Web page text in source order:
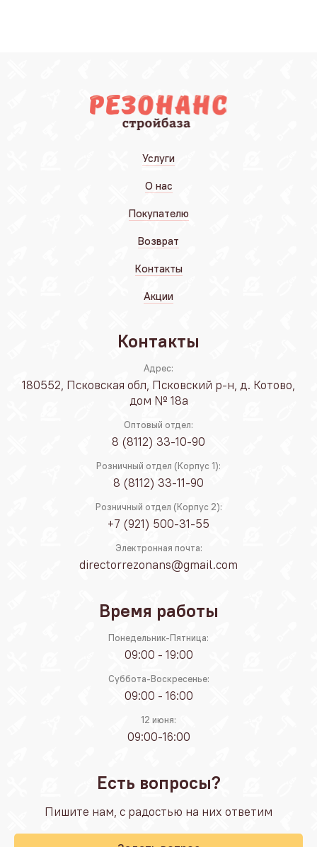
Услуги
О нас
Покупателю
Возврат
Контакты
Акции
Контакты
Адрес:
180552, Псковская обл, Псковский р-н, д. Котово,
дом № 18а
Оптовый отдел:
8 (8112) 33-10-90
Розничный отдел (Корпус 1):
8 (8112) 33-11-90
Розничный отдел (Корпус 2):
+7 (921) 500-31-55
Электронная почта:
directorrezonans@gmail.com
Время работы
Понедельник-Пятница:
09:00 - 19:00
Суббота-Воскресенье:
09:00 - 16:00
12 июня:
09:00-16:00
Есть вопросы?
Пишите нам, с радостью на них ответим